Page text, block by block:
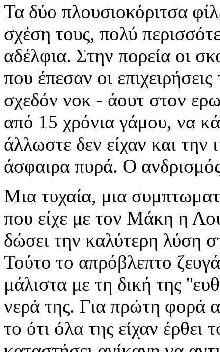
Τα δύο πλουσιοκόριτσα
σχέση τους, πολύ
αδέλφια. Στην πορεία οι
που έπεσαν οι
σχεδόν νοκ - άουτ στον
από 15 χρόνια γάμου, να
άλλωστε δεν είχαν και
άσφαιρα πυρά. Ο
Μια τυχαία, μια
που είχε με τον Μάκη η
δώσει την καλύτερη λύση
Τούτο το απρόβλεπτο
μάλιστα με τη δική της
νερά της. Για πρώτη φορά
το ότι όλα της είχαν έρθει